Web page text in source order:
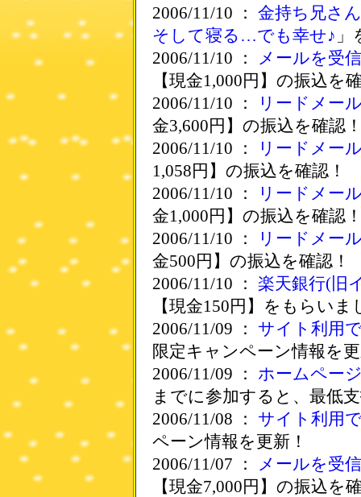
2006/11/10 ： 金持ち兄さ
そして寝る…でも幸せ♪
2006/11/10 ：
メールを受
【現金1,000円】の振込を
2006/11/10 ：
リードメー
金3,600円】の振込を確認
2006/11/10 ：
リードメー
1,058円】の振込を確認！
2006/11/10 ：
リードメー
金1,000円】の振込を確認
2006/11/10 ：
リードメー
金500円】の振込を確認！
2006/11/10 ： 楽天銀行(旧
【現金150円】をもらいま
2006/11/09 ： サイト利用
限定キャンペーン情報を
2006/11/09 ： ホームペー
までに参加すると、最低
2006/11/08 ： サイト利用
ペーン情報を更新！
2006/11/07 ：
メールを受
【現金7,000円】の振込を